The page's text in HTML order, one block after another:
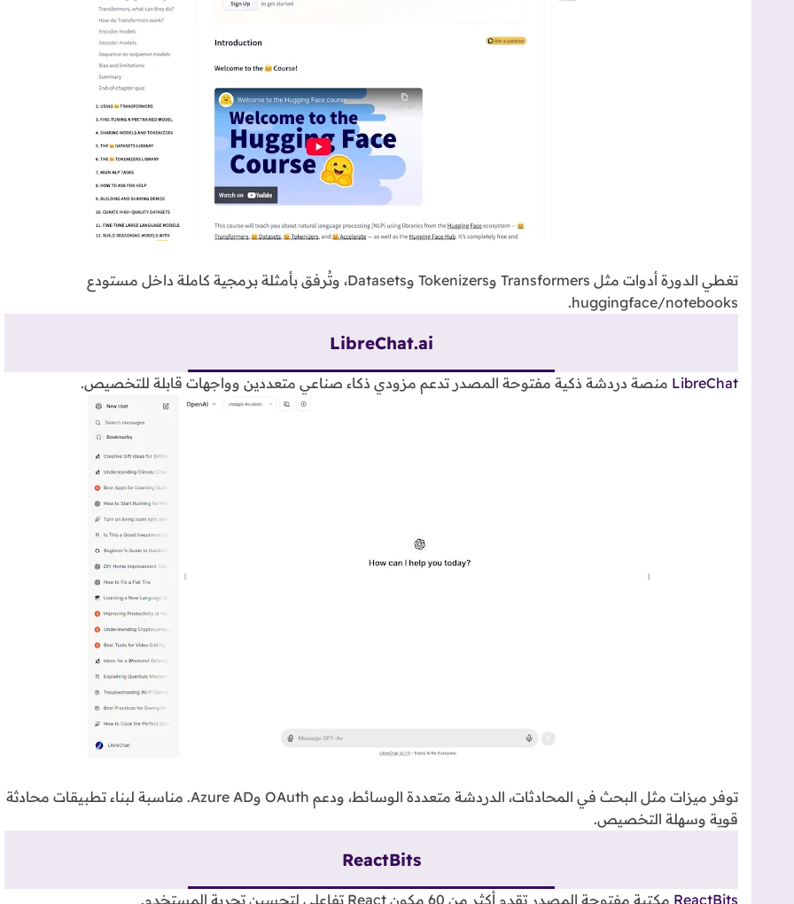
تغطي الدورة أدوات مثل Transformers وTokenizers وDatasets، وتُرفق بأمثلة برمجية كاملة داخل مستودع
huggingface/notebooks.
LibreChat.ai
LibreChat منصة دردشة ذكية مفتوحة المصدر تدعم مزودي ذكاء صناعي متعددين وواجهات قابلة للتخصيص.
توفر ميزات مثل البحث في المحادثات، الدردشة متعددة الوسائط، ودعم OAuth وAzure AD. مناسبة لبناء تطبيقات محادثة
قوية وسهلة التخصيص.
ReactBits
ReactBits مكتبة مفتوحة المصدر تقدم أكثر من 60 مكون React تفاعلي لتحسين تجربة المستخدم.